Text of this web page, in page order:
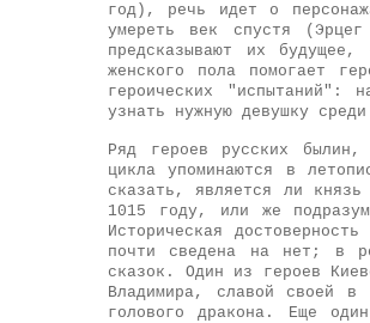
год), речь идет о
умереть век спустя
предсказывают их
женского пола помогает
героических "испытаний":
узнать нужную девушку
Ряд героев русских былин,
цикла упоминаются в
сказать, является ли
1015 году, или же
Историческая
почти сведена на нет; в
сказок. Один из героев
Владимира, славой своей в
голового дракона. Еще